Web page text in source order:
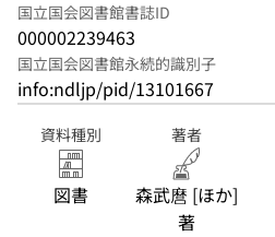
国立国会図書館書誌ID
000002239463
国立国会図書館永続的識別子
info:ndljp/pid/13101667
資料種別
図書
著者
森武麿 [ほか]
著